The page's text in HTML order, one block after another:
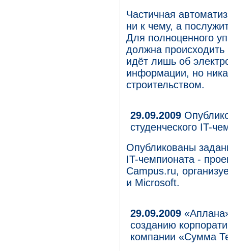
Частичная
ни к чему, а
Для полноценного
должна
идёт лишь об
информации, но
строительством.
29.09.2009
студенческого IT-
Опубликованы
IT-чемпионата -
Campus.ru,
и Microsoft.
29.09.2009
созданию
компании «Сумма